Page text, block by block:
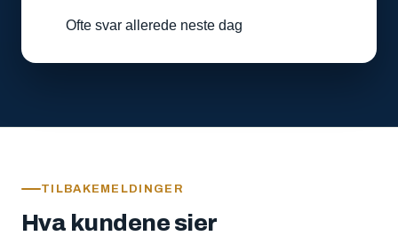
Ofte svar allerede neste dag
TILBAKEMELDINGER
Hva kundene sier